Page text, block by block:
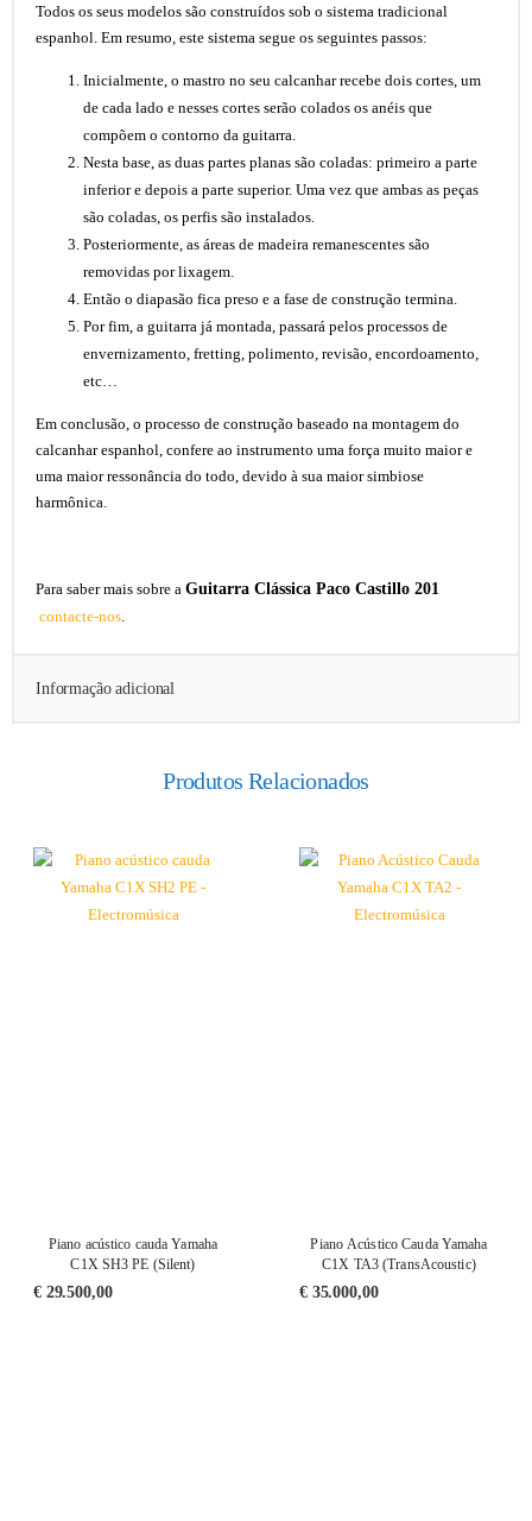
Todos os seus modelos são construídos sob o sistema tradicional
espanhol. Em resumo, este sistema segue os seguintes passos:
Inicialmente, o mastro no seu calcanhar recebe dois cortes, um
de cada lado e nesses cortes serão colados os anéis que
compõem o contorno da guitarra.
Nesta base, as duas partes planas são coladas: primeiro a parte
inferior e depois a parte superior. Uma vez que ambas as peças
são coladas, os perfis são instalados.
Posteriormente, as áreas de madeira remanescentes são
removidas por lixagem.
Então o diapasão fica preso e a fase de construção termina.
Por fim, a guitarra já montada, passará pelos processos de
envernizamento, fretting, polimento, revisão, encordoamento,
etc…
Em conclusão, o processo de construção baseado na montagem do
calcanhar espanhol, confere ao instrumento uma força muito maior e
uma maior ressonância do todo, devido à sua maior simbiose
harmônica.
Para saber mais sobre a Guitarra Clássica Paco Castillo 201
contacte-nos.
Informação adicional
Produtos Relacionados
Piano acústico cauda Yamaha
C1X SH3 PE (Silent)
€29.500,00
Piano Acústico Cauda Yamaha
C1X TA3 (TransAcoustic)
€35.000,00